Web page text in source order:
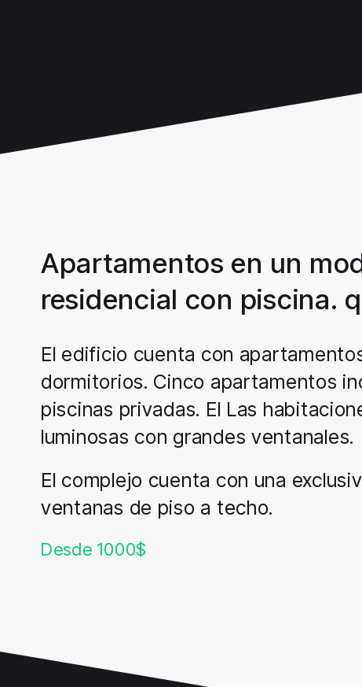
Apartamentos en un
residencial con piscina.
El edificio cuenta con
dormitorios. Cinco apartamentos
piscinas privadas. El Las
luminosas con grandes ventanales.
El complejo cuenta con una
ventanas de piso a techo.
Desde 1000$